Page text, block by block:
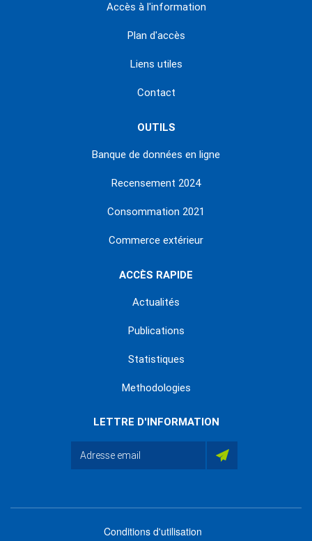
Accès à l'information
Plan d'accès
Liens utiles
Contact
OUTILS
Banque de données en ligne
Recensement 2024
Consommation 2021
Commerce extérieur
ACCÈS RAPIDE
Actualités
Publications
Statistiques
Methodologies
LETTRE D'INFORMATION
Conditions d'utilisation